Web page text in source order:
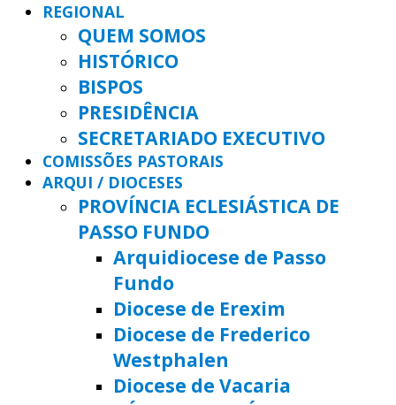
REGIONAL
QUEM SOMOS
HISTÓRICO
BISPOS
PRESIDÊNCIA
SECRETARIADO EXECUTIVO
COMISSÕES PASTORAIS
ARQUI / DIOCESES
PROVÍNCIA ECLESIÁSTICA DE
PASSO FUNDO
Arquidiocese de Passo
Fundo
Diocese de Erexim
Diocese de Frederico
Westphalen
Diocese de Vacaria